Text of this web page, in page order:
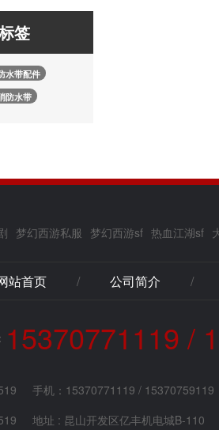
签
水带配件
防水带
梦幻西游私服 梦幻西游sf 热血江湖sf
站首页 / 公司简介 /
15370771119 /
手机：15370771119 / 15370759119
地址 : 昆山开发区亿丰机电城B-110